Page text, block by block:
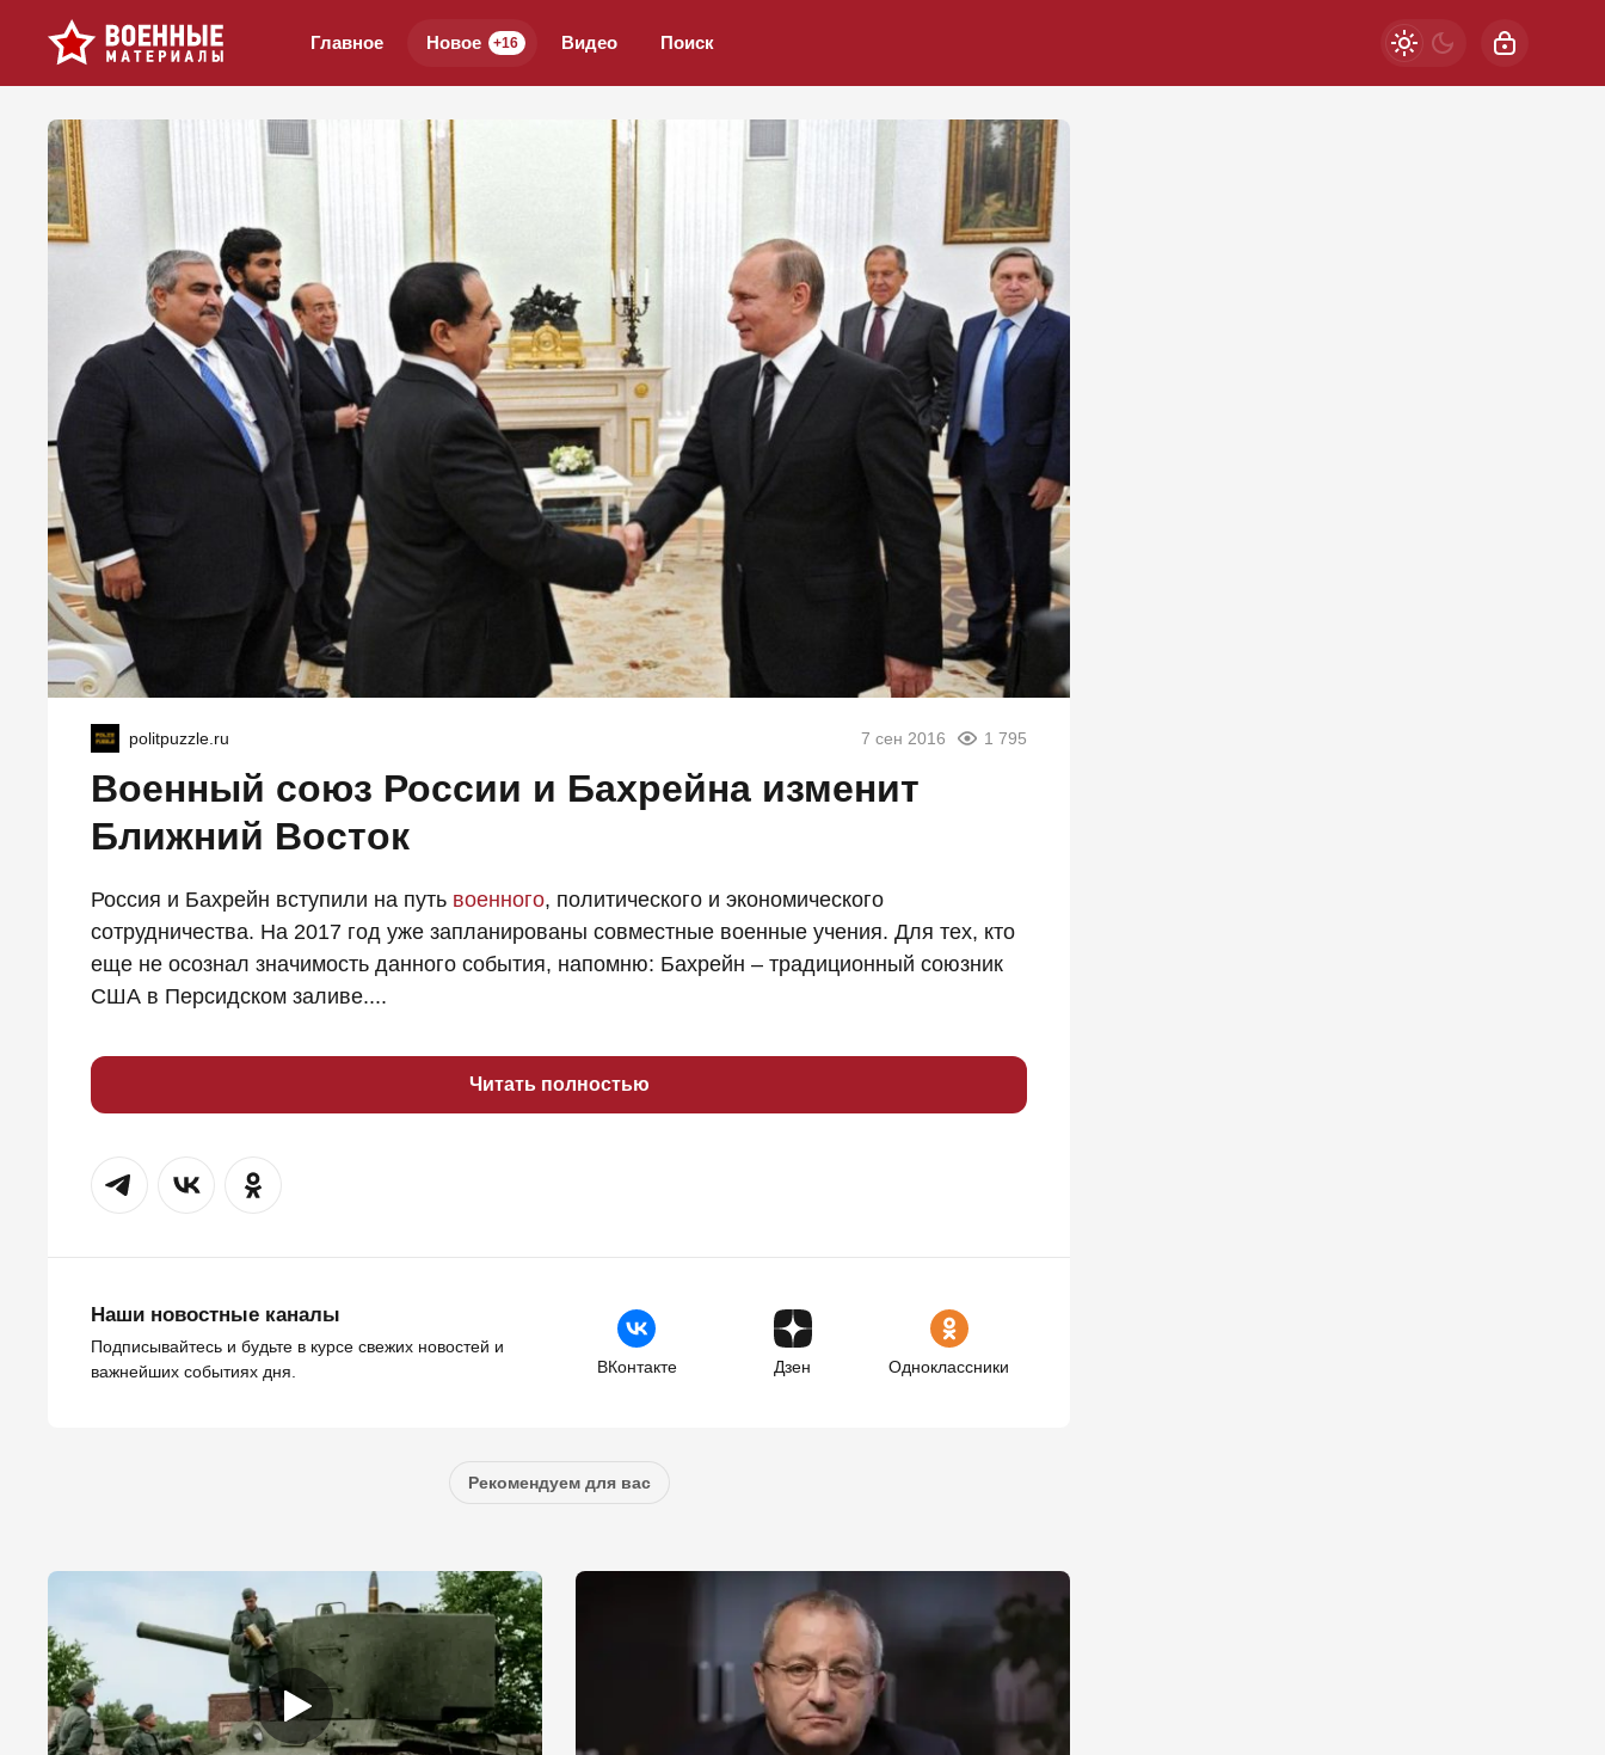
Главное Новое +16 Видео Поиск
politpuzzle.ru 7 сен 2016 1 795
Военный союз России и Бахрейна изменит
Ближний Восток
Россия и Бахрейн вступили на путь военного, политического и экономического
сотрудничества. На 2017 год уже запланированы совместные военные учения. Для тех, кто
еще не осознал значимость данного события, напомню: Бахрейн – традиционный союзник
США в Персидском заливе....
Читать полностью
Наши новостные каналы
Подписывайтесь и будьте в курсе свежих новостей и
важнейших событиях дня.
ВКонтакте Дзен Одноклассники
Рекомендуем для вас